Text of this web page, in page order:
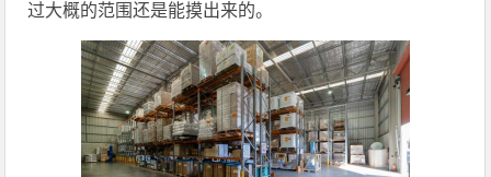
过大概的范围还是能摸出来的。